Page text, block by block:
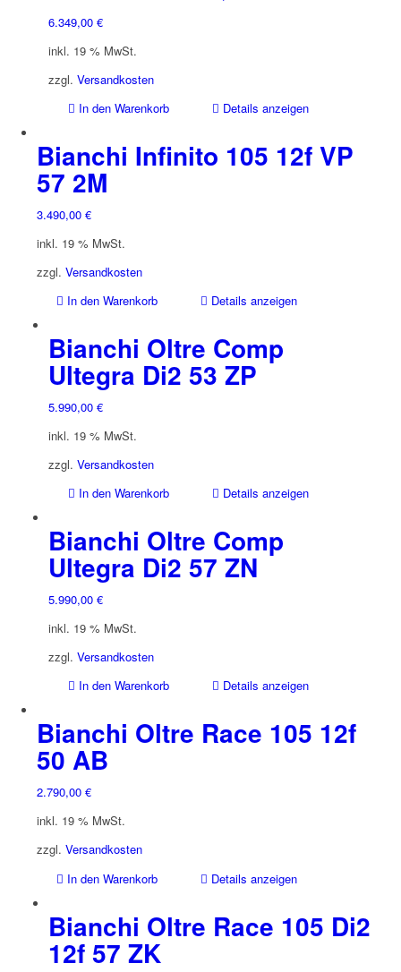
6.349,00 €
inkl. 19 % MwSt.
zzgl. Versandkosten
In den Warenkorb
Details anzeigen
Bianchi Infinito 105 12f VP
57 2M
3.490,00 €
inkl. 19 % MwSt.
zzgl. Versandkosten
In den Warenkorb
Details anzeigen
Bianchi Oltre Comp
Ultegra Di2 53 ZP
5.990,00 €
inkl. 19 % MwSt.
zzgl. Versandkosten
In den Warenkorb
Details anzeigen
Bianchi Oltre Comp
Ultegra Di2 57 ZN
5.990,00 €
inkl. 19 % MwSt.
zzgl. Versandkosten
In den Warenkorb
Details anzeigen
Bianchi Oltre Race 105 12f
50 AB
2.790,00 €
inkl. 19 % MwSt.
zzgl. Versandkosten
In den Warenkorb
Details anzeigen
Bianchi Oltre Race 105 Di2
12f 57 ZK